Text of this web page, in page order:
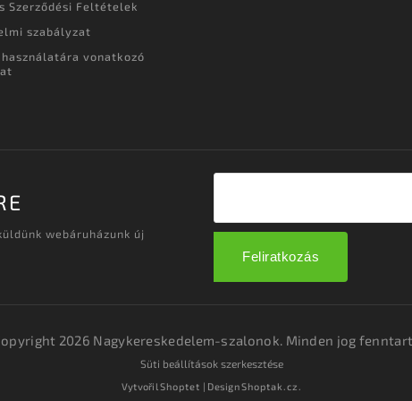
Szerződési Feltételek
szabályzat
vonatkozó
webáruházunk új
Feliratkozás
2026 Nagykereskedelem-szalonok. Minden jog
Süti beállítások szerkesztése
VytvořilShoptet | DesignShoptak.cz.